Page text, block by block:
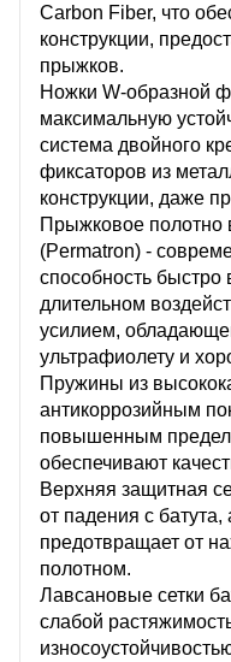
Carbon Fiber, что
конструкции,
прыжков.
Ножки W-образной
максимальную
система двойного
фиксаторов из
конструкции, даже
Прыжковое полотно
(Permatron) -
способность
длительном
усилием,
ультрафиолету и
Пружины из
антикоррозийным
повышенным
обеспечивают
Верхняя защитная
от падения с
предотвращает от
полотном.
Лавсановые сетки
слабой